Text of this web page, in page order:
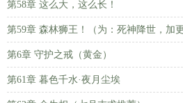
第58章 这么大，这么长！
第59章 森林狮王！（为：死神降世，加更
第6章 守护之戒（黄金）
第61章 暮色千水·夜月尘埃